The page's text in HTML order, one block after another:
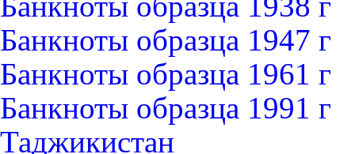
Банкноты образца 1947 г
Банкноты образца 1961 г
Банкноты образца 1991 г
Таджикистан